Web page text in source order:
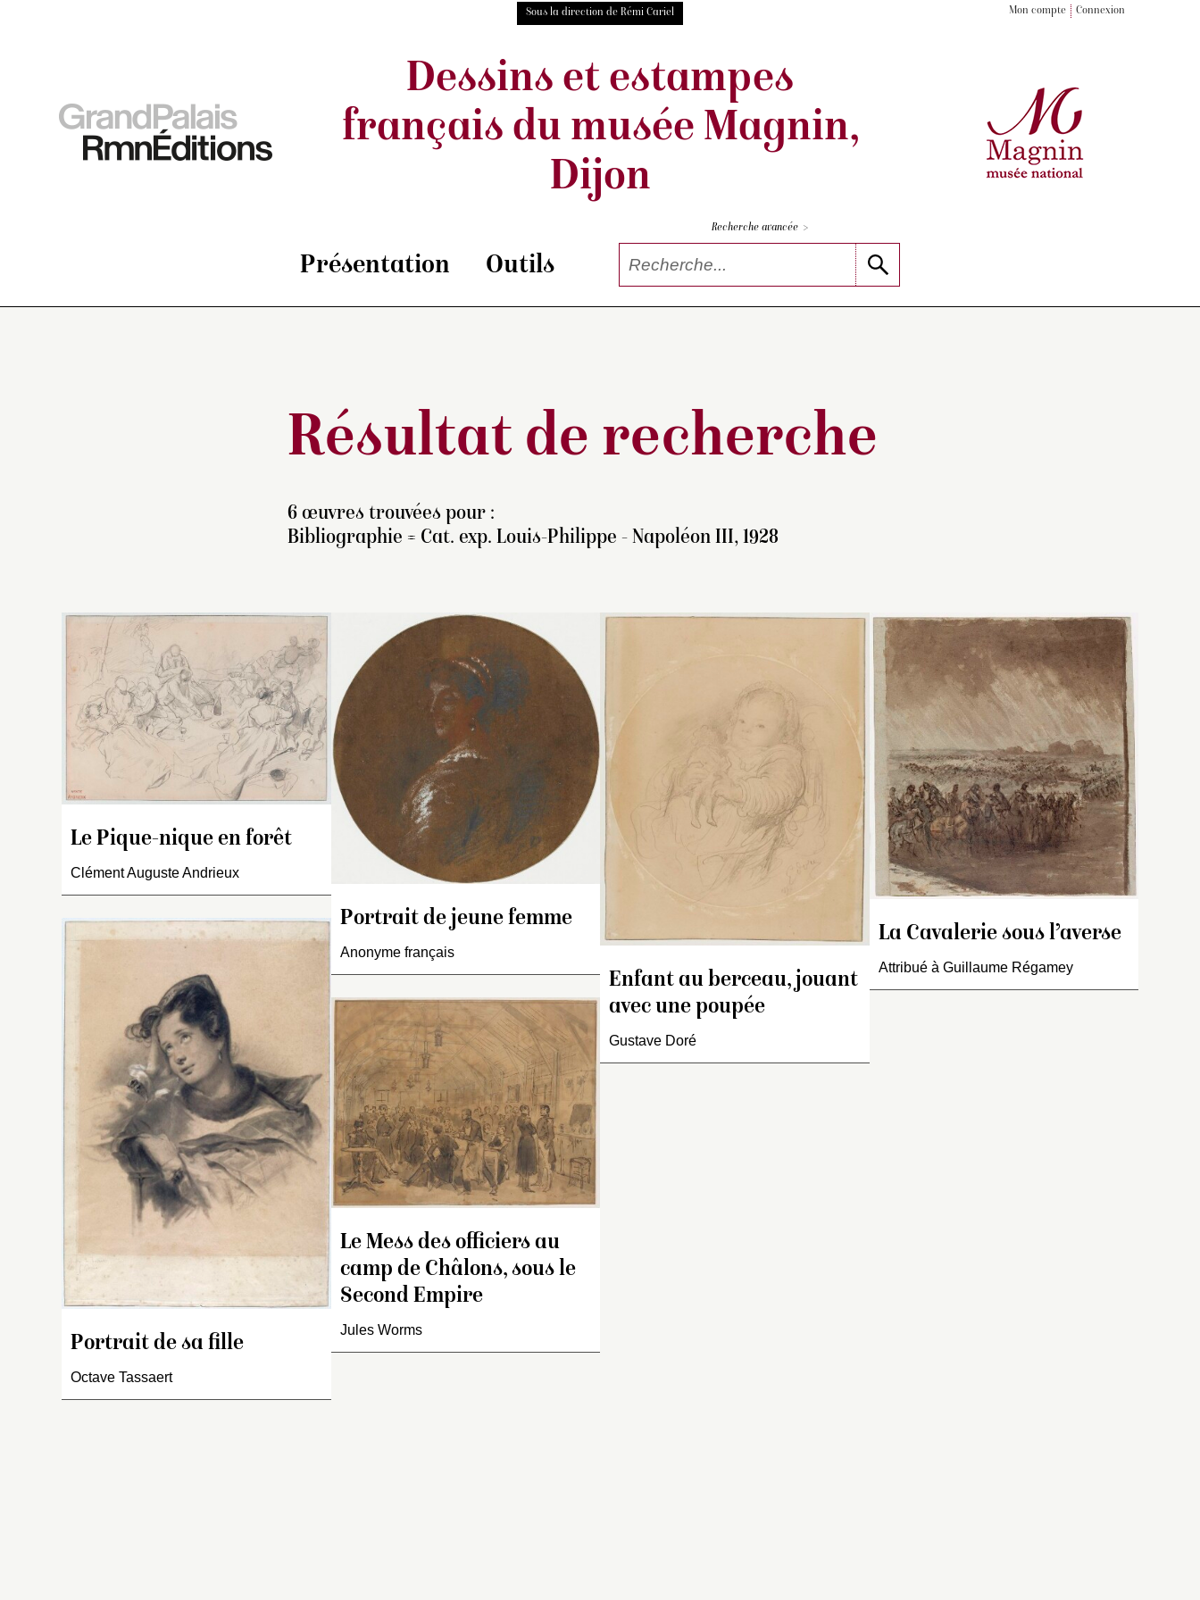
Sous la direction de Rémi Cariel Mon compte Connexion
Dessins et estampes
français du musée Magnin,
Dijon
Présentation Outils
Recherche avancée >
Résultat de recherche
6 œuvres trouvées pour :
Bibliographie = Cat. exp. Louis-Philippe - Napoléon III, 1928
Le Pique-nique en forêt
Clément Auguste Andrieux
Vente de l’atelier de
Clément Auguste Andrieux
les 16 et 17 mai 1881 à
Paris. Le dessin n’a pas été
identifié dans le catalogue
qui comprend plusieurs lots
avec de nombreux "croquis
divers sur feuilles".
Portrait de sa fille
Octave Tassaert
Ce dessin fut lithographié,
en sens contraire, par
Hippolyte-Louis Garnier
(inv. 1938 Est. 31).
Portrait de jeune femme
Anonyme français
Le Mess des officiers au
camp de Châlons, sous le
Second Empire
Jules Worms
Enfant au berceau, jouant
avec une poupée
Gustave Doré
Don de Jean Savin au
musée en 1937.
La Cavalerie sous l’averse
Attribué à Guillaume Régamey